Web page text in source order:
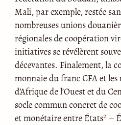
Mali, par exemple, restée
nombreuses unions
régionales de coopération
initiatives se révélèrent
décevantes. Finalement, la
monnaie du franc CFA et
d’Afrique de l’Ouest et du
socle commun concret de
et monétaire entre États2 –